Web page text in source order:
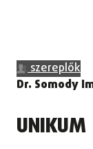
szereplők
Dr. Somody
UNIKUM